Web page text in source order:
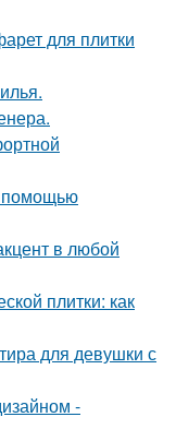
для плитки
помощью
в любой
плитки: как
для девушки с
-